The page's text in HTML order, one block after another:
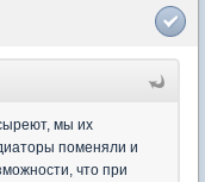
мы их
поменяли и
что при